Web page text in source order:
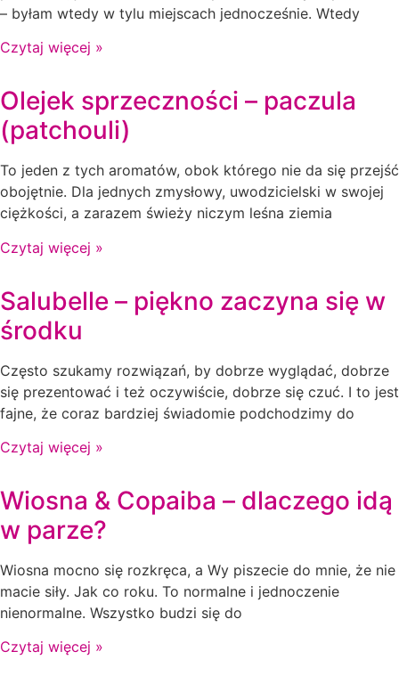
– byłam wtedy w tylu miejscach jednocześnie. Wtedy
Czytaj więcej »
Olejek sprzeczności – paczula
(patchouli)
To jeden z tych aromatów, obok którego nie da się przejść
obojętnie. Dla jednych zmysłowy, uwodzicielski w swojej
ciężkości, a zarazem świeży niczym leśna ziemia
Czytaj więcej »
Salubelle – piękno zaczyna się w
środku
Często szukamy rozwiązań, by dobrze wyglądać, dobrze
się prezentować i też oczywiście, dobrze się czuć. I to jest
fajne, że coraz bardziej świadomie podchodzimy do
Czytaj więcej »
Wiosna & Copaiba – dlaczego idą
w parze?
Wiosna mocno się rozkręca, a Wy piszecie do mnie, że nie
macie siły. Jak co roku. To normalne i jednoczenie
nienormalne. Wszystko budzi się do
Czytaj więcej »